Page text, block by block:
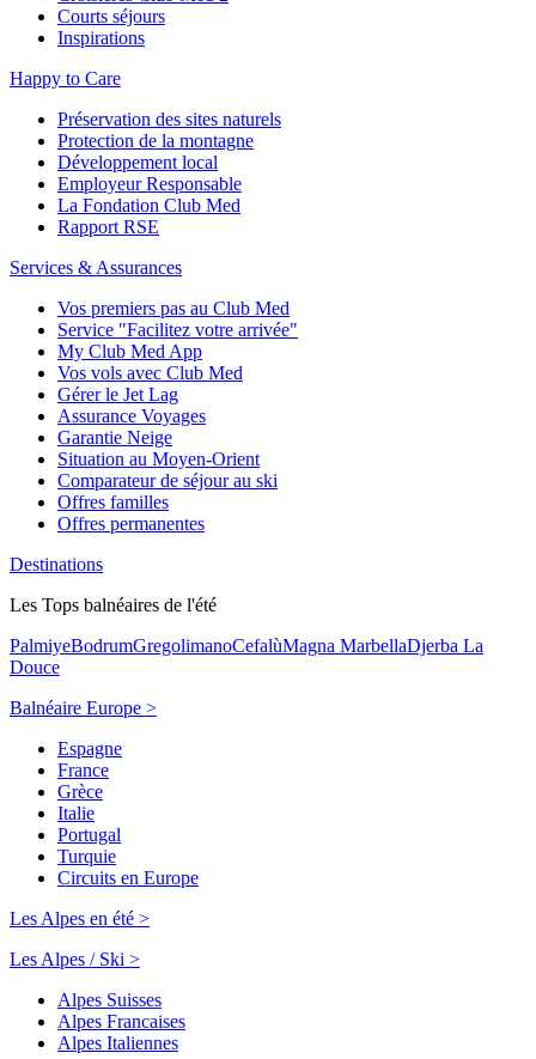
Courts séjours
Inspirations
Happy to Care
Préservation des sites naturels
Protection de la montagne
Développement local
Employeur Responsable
La Fondation Club Med
Rapport RSE
Services & Assurances
Vos premiers pas au Club Med
Service "Facilitez votre arrivée"
My Club Med App
Vos vols avec Club Med
Gérer le Jet Lag
Assurance Voyages
Garantie Neige
Situation au Moyen-Orient
Comparateur de séjour au ski
Offres familles
Offres permanentes
Destinations
Les Tops balnéaires de l'été
PalmiyeBodrumGregolimanoCefalùMagna MarbellaDjerba La
Douce
Balnéaire Europe >
Espagne
France
Grèce
Italie
Portugal
Turquie
Circuits en Europe
Les Alpes en été >
Les Alpes / Ski >
Alpes Suisses
Alpes Francaises
Alpes Italiennes